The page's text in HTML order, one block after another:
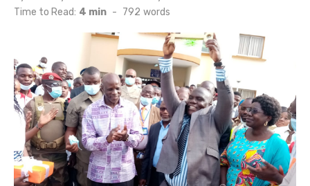
Time to Read: 4 min - 792 words